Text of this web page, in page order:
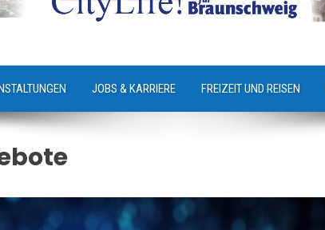
JOBS & KARRIERE FREIZEIT UND REISEN